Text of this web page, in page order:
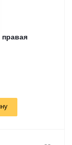
правая